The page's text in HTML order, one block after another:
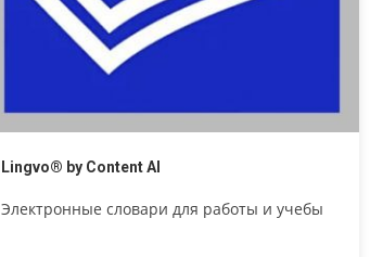
Lingvo® by Content AI
Электронные словари для работы и учебы